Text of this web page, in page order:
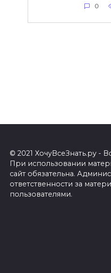
0
© 2021 ХочуВсеЗнать.ру -
При использовании
сайт обязательна.
ответственности за
пользователями.